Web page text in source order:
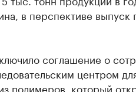
в перспективе выпуск
соглашение о
центром
полимеров, который